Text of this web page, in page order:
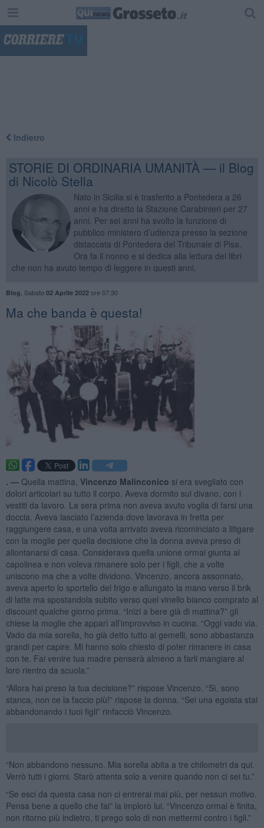
Indietro
STORIE DI ORDINARIA UMANITÀ — il Blog
di Nicolò Stella
Nato in Sicilia si è trasferito a Pontedera a 26
anni e ha diretto la Stazione Carabinieri per 27
anni. Per sei anni ha svolto la funzione di
pubblico ministero d’udienza presso la sezione
distaccata di Pontedera del Tribunale di Pisa.
Ora fa il nonno e si dedica alla lettura dei libri
che non ha avuto tempo di leggere in questi anni.
Blog Sabato 02 Aprile 2022ore 07:30
Ma che banda è questa!
. — Quella mattina, Vincenzo Malinconico si era svegliato con
dolori articolari su tutto il corpo. Aveva dormito sul divano, con i
vestiti da lavoro. La sera prima non aveva avuto voglia di farsi una
doccia. Aveva lasciato l’azienda dove lavorava in fretta per
raggiungere casa, e una volta arrivato aveva ricominciato a litigare
con la moglie per quella decisione che la donna aveva preso di
allontanarsi di casa. Considerava quella unione ormai giunta al
capolinea e non voleva rimanere solo per i figli, che a volte
uniscono ma che a volte dividono. Vincenzo, ancora assonnato,
aveva aperto lo sportello del frigo e allungato la mano verso il brik
di latte ma spostandola subito verso quel vinello bianco comprato al
discount qualche giorno prima. “Inizi a bere già di mattina?” gli
chiese la moglie che apparì all’improvviso in cucina. “Oggi vado via.
Vado da mia sorella, ho già detto tutto ai gemelli, sono abbastanza
grandi per capire. Mi hanno solo chiesto di poter rimanere in casa
con te. Fai venire tua madre penserà almeno a farli mangiare al
loro rientro da scuola.”
“Allora hai preso la tua decisione?” rispose Vincenzo. “Sì, sono
stanca, non ce la faccio più!” rispose la donna. “Sei una egoista stai
abbandonando i tuoi figli” rinfacciò Vincenzo.
“Non abbandono nessuno. Mia sorella abita a tre chilometri da qui.
Verrò tutti i giorni. Starò attenta solo a venire quando non ci sei tu.”
“Se esci da questa casa non ci entrerai mai più, per nessun motivo.
Pensa bene a quello che fai” la implorò lui. “Vincenzo ormai è finita,
non ritorno più indietro, ti prego solo di non mettermi contro i figli.”